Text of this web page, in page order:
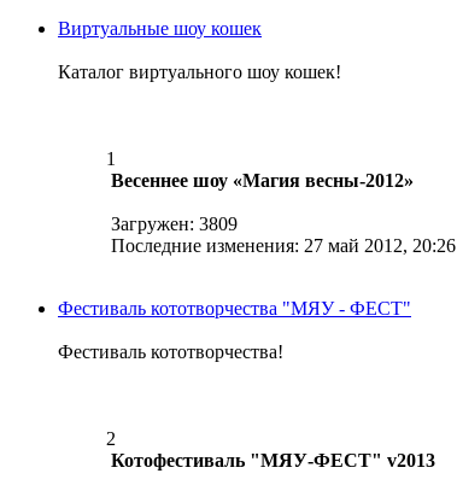
Виртуальные шоу кошек
Каталог виртуального шоу кошек!
1
Весеннее шоу «Магия весны-2012»
Загружен: 3809
Последние изменения: 27 май 2012, 20:26
Фестиваль кототворчества "МЯУ - ФЕСТ"
Фестиваль кототворчества!
2
Котофестиваль "МЯУ-ФЕСТ" v2013